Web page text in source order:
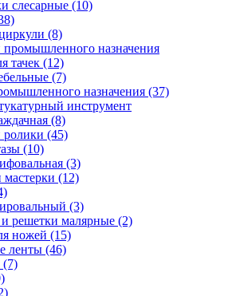
слесарные (10)
(8)
промышленного назначения
тачек (12)
(7)
назначения (37)
инструмент
(8)
(45)
(10)
(3)
(12)
(3)
решетки малярные (2)
ножей (15)
ленты (46)
(7)